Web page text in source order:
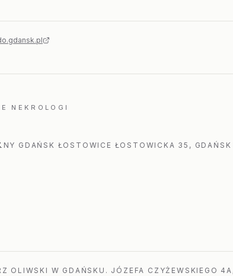
NEKROLOGI
GDAŃSK ŁOSTOWICE ŁOSTOWICKA 35,
OLIWSKI W GDAŃSKU. JÓZEFA CZYŻEWSKIEGO